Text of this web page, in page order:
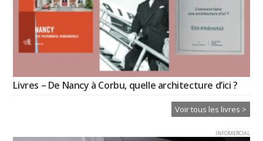
Livres – De Nancy à Corbu, quelle architecture d’ici ?
Voir tous les livres >
INFOMERCIAL